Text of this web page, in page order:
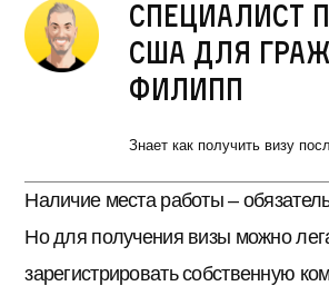
Специалист
США для
Филипп
Знает как получить визу
Наличие места работы –
Но для получения визы можно
зарегистрировать собственную